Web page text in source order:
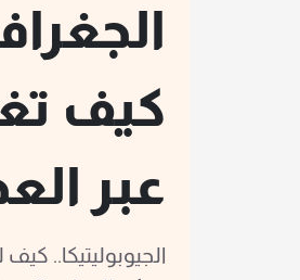
كيف
عبر
الجيوبوليتيكا..